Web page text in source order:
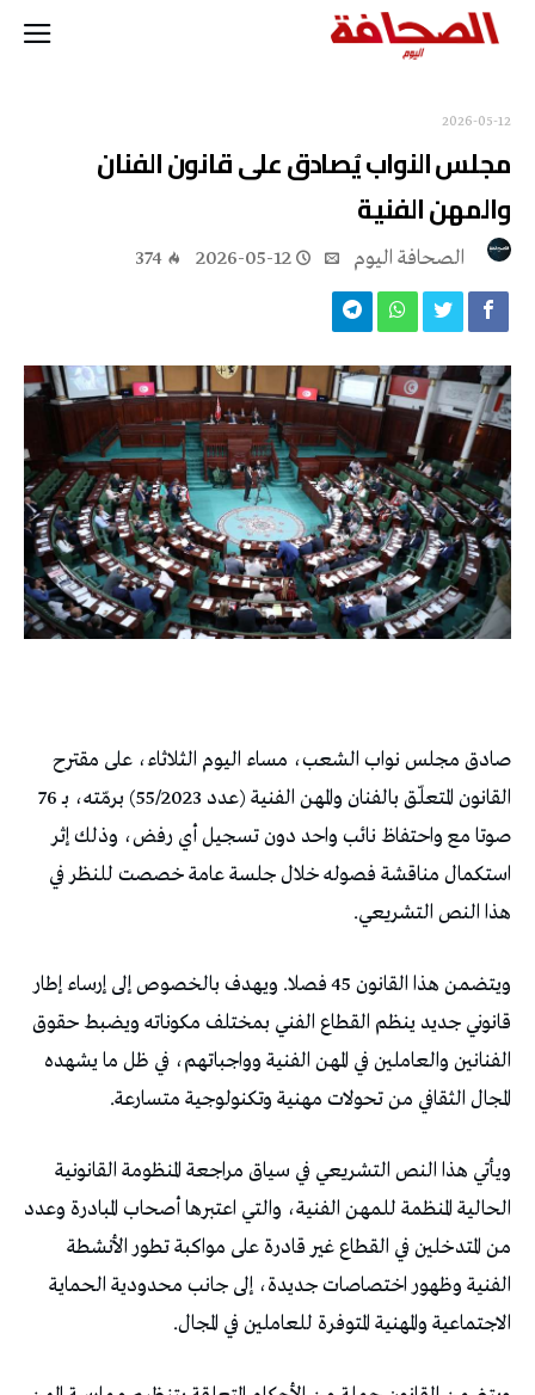
2026-05-12
مجلس النواب يُصادق على قانون الفنان
والمهن الفنية
2026-05-12
374
صادق مجلس نواب الشعب، مساء اليوم الثلاثاء، على مقترح
القانون المتعلّق بالفنان والمهن الفنية (عدد 55/2023) برمّته، بـ 76
صوتا مع واحتفاظ نائب واحد دون تسجيل أي رفض، وذلك إثر
استكمال مناقشة فصوله خلال جلسة عامة خصصت للنظر في
هذا النص التشريعي.
ويتضمن هذا القانون 45 فصلا. ويهدف بالخصوص إلى إرساء إطار
قانوني جديد ينظم القطاع الفني بمختلف مكوناته ويضبط حقوق
الفنانين والعاملين في المهن الفنية وواجباتهم، في ظل ما يشهده
المجال الثقافي من تحولات مهنية وتكنولوجية متسارعة.
ويأتي هذا النص التشريعي في سياق مراجعة المنظومة القانونية
الحالية المنظمة للمهن الفنية، والتي اعتبرها أصحاب المبادرة وعدد
من المتدخلين في القطاع غير قادرة على مواكبة تطور الأنشطة
الفنية وظهور اختصاصات جديدة، إلى جانب محدودية الحماية
الاجتماعية والمهنية المتوفرة للعاملين في المجال.